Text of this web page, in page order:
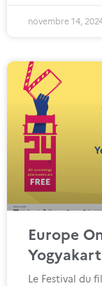
novembre 14,
Europe
Le Festival du